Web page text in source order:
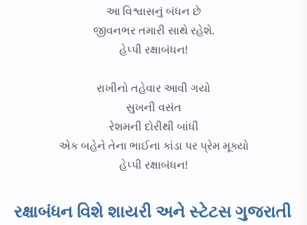
આ વિશ્વાસનું બંધન છે
જીવનભર તમારી સાથે રહેશે.
હેપ્પી રક્ષાબંધન!
રાખીનો તહેવાર આવી ગયો
સુખની વસંત
રેશમની દોરીથી બાંધી
એક બહેને તેના ભાઈના કાંડા પર પ્રેમ મૂક્યો
હેપ્પી રક્ષાબંધન!
રક્ષાબંધન વિશે શાયરી અને સ્ટેટસ ગુજરાતી